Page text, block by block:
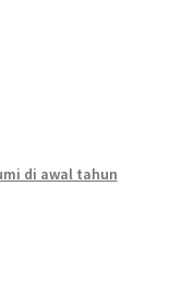
di awal tahun